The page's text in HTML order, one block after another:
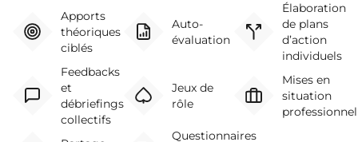
Apports
théoriques
ciblés
Auto-
évaluation
Élaboration
de plans
d’action
individuels
Feedbacks
et
débriefings
collectifs
Jeux de
rôle
Mises en
situation
Questionnaires